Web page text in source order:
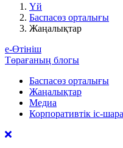
Үй
Баспасөз орталығы
Жаңалықтар
е-Өтініш
Төрағаның блогы
Баспасөз орталығы
Жаңалықтар
Медиа
Корпоративтік іс-